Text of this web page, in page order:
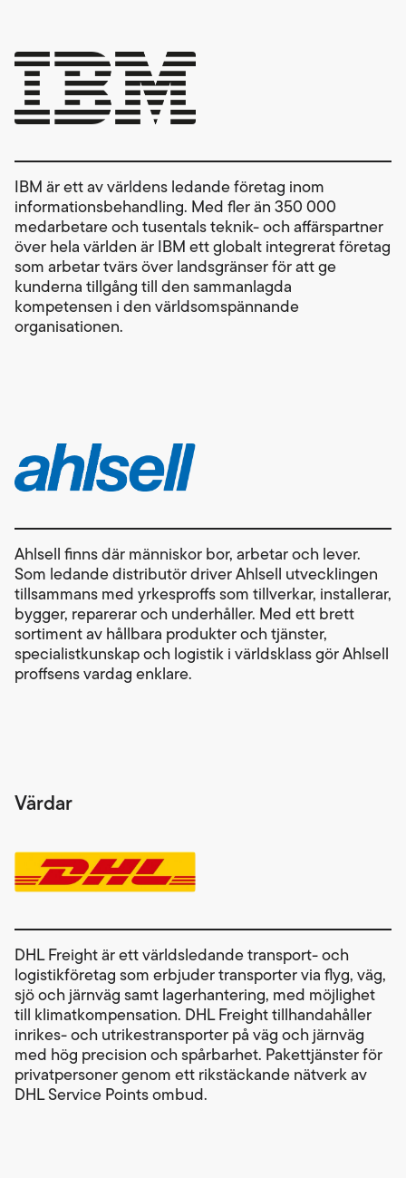
IBM är ett av världens ledande företag inom
informationsbehandling. Med fler än 350 000
medarbetare och tusentals teknik- och affärspartner
över hela världen är IBM ett globalt integrerat företag
som arbetar tvärs över landsgränser för att ge
kunderna tillgång till den sammanlagda
kompetensen i den världsomspännande
organisationen.
Ahlsell finns där människor bor, arbetar och lever.
Som ledande distributör driver Ahlsell utvecklingen
tillsammans med yrkesproffs som tillverkar, installerar,
bygger, reparerar och underhåller. Med ett brett
sortiment av hållbara produkter och tjänster,
specialistkunskap och logistik i världsklass gör Ahlsell
proffsens vardag enklare.
Värdar
DHL Freight är ett världsledande transport- och
logistikföretag som erbjuder transporter via flyg, väg,
sjö och järnväg samt lagerhantering, med möjlighet
till klimatkompensation. DHL Freight tillhandahåller
inrikes- och utrikestransporter på väg och järnväg
med hög precision och spårbarhet. Pakettjänster för
privatpersoner genom ett rikstäckande nätverk av
DHL Service Points ombud.